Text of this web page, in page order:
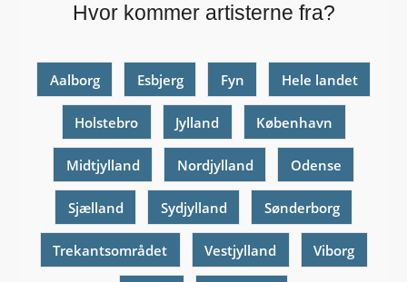
Hvor kommer artisterne fra?
Aalborg Esbjerg Fyn Hele landet
Holstebro Jylland København
Midtjylland Nordjylland Odense
Sjælland Sydjylland Sønderborg
Trekantsområdet Vestjylland Viborg